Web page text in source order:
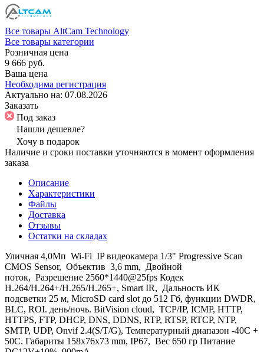
Все товары AltCam Technology
Все товары категории
Розничная цена
9 666 руб.
Ваша цена
Необходима регистрация
Актуально на: 07.08.2026
Заказать
Под заказ
Нашли дешевле?
Хочу в подарок
Наличие и сроки поставки уточняются в момент оформления
заказа
Описание
Характеристики
Файлы
Доставка
Отзывы
Остатки на складах
Уличная 4,0Мп Wi-Fi IP видеокамера 1/3" Progressive Scan
CMOS Sensor, Объектив 3,6 mm, Двойной
поток, Разрешение 2560*1440@25fps Кодек
H.264/H.264+/H.265/H.265+, Smart IR, Дальность ИК
подсветки 25 м, MicroSD card slot до 512 Гб, функции DWDR,
BLC, ROI. день/ночь. BitVision cloud, TCP/IP, ICMP, HTTP,
HTTPS, FTP, DHCP, DNS, DDNS, RTP, RTSP, RTCP, NTP,
SMTP, UDP, Onvif 2.4(S/T/G), Температурный диапазон -40С +
50С. Габариты 158x76x73 mm, IP67, Вес 650 гр Питание